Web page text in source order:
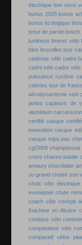
électrique bon vivre
bonus 2025 bonus
bonus écologique
prise de parole bosch
lumineux brevet vélo
bike bruxelles tour
cadenas vélo cadre
cadre vélo cadre vélo
puissance cycliste
calories tour de
aérodynamisme velo
jantes
capteurs de
aluminium
certifié casque
innovation casque
casque mips pas cher
cgO009 championnat
cross chasse-patate
amaury chocolatier
ou gravel choisir son
choix vélo électrique
evenepoel chute
coach vélo cockpit
fraicheur en Alsace
comique vélo
comparateur vélo
comparatif vélos